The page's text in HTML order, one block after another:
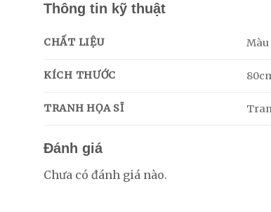
Thông tin kỹ thuật
CHẤT LIỆU Màu
KÍCH THƯỚC
TRANH HỌA SĨ
Đánh giá
Chưa có đánh giá nào.